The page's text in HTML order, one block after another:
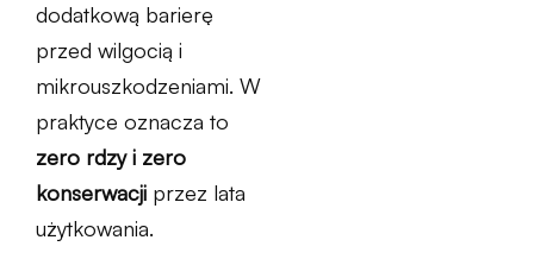
dodatkową barierę
przed wilgocią i
mikrouszkodzeniami. W
praktyce oznacza to
zero rdzy i zero
konserwacji przez lata
użytkowania.